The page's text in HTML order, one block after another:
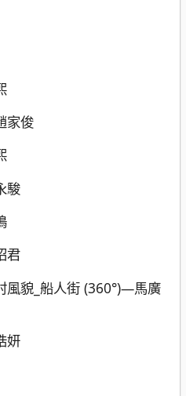
家俊
駿
君
風貌_船人街 (360°)—馬廣
妍